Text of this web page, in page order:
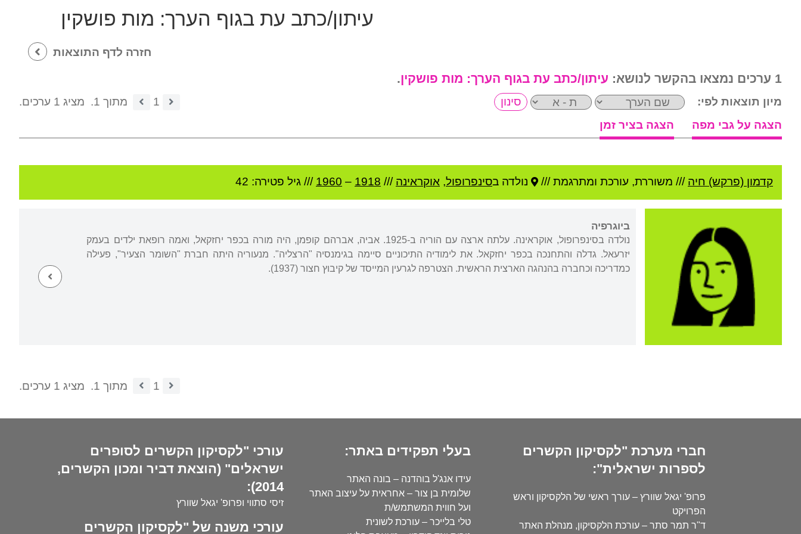
עיתון/כתב עת בגוף הערך: מות פושקין
חזרה לדף התוצאות
1 ערכים נמצאו בהקשר לנושא: עיתון/כתב עת בגוף הערך: מות פושקין.
מיון תוצאות לפי: 1 מתוך 1.
מציג 1 ערכים.
הצגה על גבי מפה
הצגה בציר זמן
קדמון (פרקש) חיה /// משוררת, עורכת ומתרגמת /// נולדה בסינפרופול, אוקראינה ///
1918
–
1960 /// גיל פטירה: 42
ביוגרפיה
נולדה בסינפרופול, אוקראינה. עלתה ארצה עם הוריה ב-1925. אביה, אברהם קופמן, היה מורה בכפר יחזקאל, ואמה רופאת ילדים בעמק
יזרעאל. גדלה והתחנכה בכפר יחזקאל. את לימודיה התיכוניים סיימה בגימנסיה "הרצליה". מנעוריה היתה חברת "השומר הצעיר", פעילה
כמדריכה וכחברה בהנהגה הארצית הראשית. הצטרפה לגרעין המייסד של קיבוץ חצור (1937).
1 מתוך 1. מציג 1 ערכים.
חברי מערכת "לקסיקון הקשרים
לספרות ישראלית":
פרופ' יגאל שוורץ – עורך ראשי של הלקסיקון וראש
הפרויקט
ד"ר תמר סתר – עורכת הלקסיקון, מנהלת האתר
בעלי תפקידים באתר:
עידו אנג'ל בוהדנה – בונה האתר
שלומית בן צור – אחראית על עיצוב האתר
ועל חווית המשתמש/ת
טלי בלייכר – עורכת לשונית
עורכי "לקסיקון הקשרים לסופרים
ישראלים" (הוצאת דביר ומכון הקשרים,
2014):
זיסי סתווי ופרופ' יגאל שוורץ
עורכי משנה של "לקסיקון הקשרים